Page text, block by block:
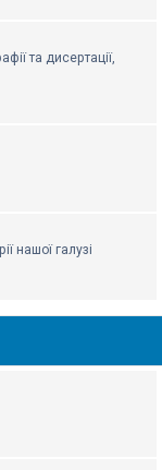
та дисертації,
нашої галузі